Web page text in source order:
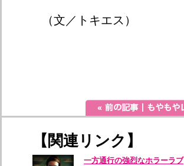
（文／トキエス）
【関連リンク】
一方通行の強烈なホラーラブ